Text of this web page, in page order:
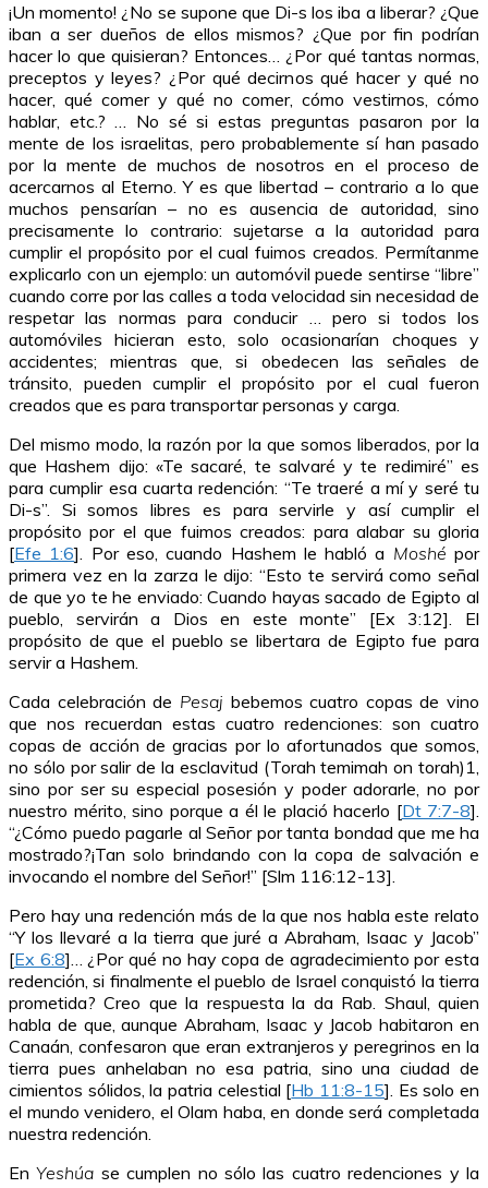
¡Un momento! ¿No se supone que Di-s los iba a liberar? ¿Que
iban a ser dueños de ellos mismos? ¿Que por fin podrían
hacer lo que quisieran? Entonces… ¿Por qué tantas normas,
preceptos y leyes? ¿Por qué decirnos qué hacer y qué no
hacer, qué comer y qué no comer, cómo vestirnos, cómo
hablar, etc.? … No sé si estas preguntas pasaron por la
mente de los israelitas, pero probablemente sí han pasado
por la mente de muchos de nosotros en el proceso de
acercarnos al Eterno. Y es que libertad – contrario a lo que
muchos pensarían – no es ausencia de autoridad, sino
precisamente lo contrario: sujetarse a la autoridad para
cumplir el propósito por el cual fuimos creados. Permítanme
explicarlo con un ejemplo: un automóvil puede sentirse “libre”
cuando corre por las calles a toda velocidad sin necesidad de
respetar las normas para conducir … pero si todos los
automóviles hicieran esto, solo ocasionarían choques y
accidentes; mientras que, si obedecen las señales de
tránsito, pueden cumplir el propósito por el cual fueron
creados que es para transportar personas y carga.
Del mismo modo, la razón por la que somos liberados, por la
que Hashem dijo: «Te sacaré, te salvaré y te redimiré” es
para cumplir esa cuarta redención: “Te traeré a mí y seré tu
Di-s”. Si somos libres es para servirle y así cumplir el
propósito por el que fuimos creados: para alabar su gloria
[Efe 1:6]. Por eso, cuando Hashem le habló a Moshé por
primera vez en la zarza le dijo: “Esto te servirá como señal
de que yo te he enviado: Cuando hayas sacado de Egipto al
pueblo, servirán a Dios en este monte” [Ex 3:12]. El
propósito de que el pueblo se libertara de Egipto fue para
servir a Hashem.
Cada celebración de Pesaj bebemos cuatro copas de vino
que nos recuerdan estas cuatro redenciones: son cuatro
copas de acción de gracias por lo afortunados que somos,
no sólo por salir de la esclavitud (Torah temimah on torah)1,
sino por ser su especial posesión y poder adorarle, no por
nuestro mérito, sino porque a él le plació hacerlo [Dt 7:7-8].
“¿Cómo puedo pagarle al Señor por tanta bondad que me ha
mostrado?¡Tan solo brindando con la copa de salvación e
invocando el nombre del Señor!” [Slm 116:12-13].
Pero hay una redención más de la que nos habla este relato
“Y los llevaré a la tierra que juré a Abraham, Isaac y Jacob”
[Ex 6:8]… ¿Por qué no hay copa de agradecimiento por esta
redención, si finalmente el pueblo de Israel conquistó la tierra
prometida? Creo que la respuesta la da Rab. Shaul, quien
habla de que, aunque Abraham, Isaac y Jacob habitaron en
Canaán, confesaron que eran extranjeros y peregrinos en la
tierra pues anhelaban no esa patria, sino una ciudad de
cimientos sólidos, la patria celestial [Hb 11:8-15]. Es solo en
el mundo venidero, el Olam haba, en donde será completada
nuestra redención.
EnYeshúa se cumplen no sólo las cuatro redenciones y la